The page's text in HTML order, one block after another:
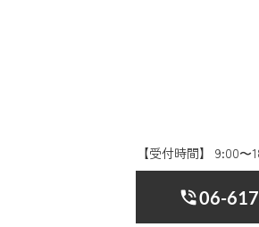
【受付時間】 9:00
06-